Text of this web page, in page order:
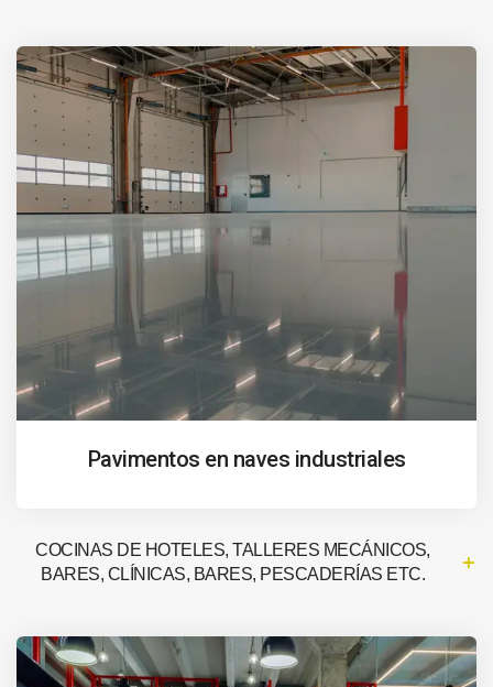
Pavimentos en naves industriales
COCINAS DE HOTELES, TALLERES MECÁNICOS,
BARES, CLÍNICAS, BARES, PESCADERÍAS ETC.